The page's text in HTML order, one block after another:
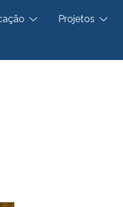
Projetos